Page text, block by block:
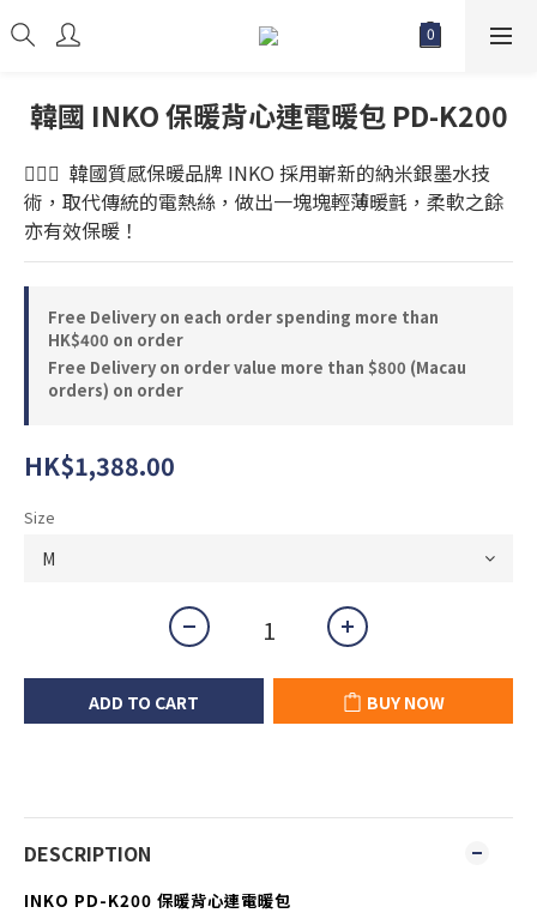
韓國 INKO 保暖背心連電暖包 PD-K200
💁🏻‍♀️  韓國質感保暖品牌 INKO 採用嶄新的納米銀墨水技
術，取代傳統的電熱絲，做出一塊塊輕薄暖氈，柔軟之餘
亦有效保暖！
Free Delivery on each order spending more than
HK$400 on order
Free Delivery on order value more than $800 (Macau
orders) on order
HK$1,388.00
Size
ADD TO CART BUY NOW
DESCRIPTION
INKO PD-K200 保暖背心連電暖包